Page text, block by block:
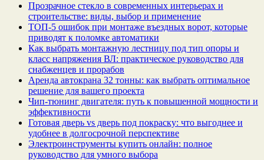
Прозрачное стекло в современных интерьерах и
строительстве: виды, выбор и применение
ТОП-5 ошибок при монтаже въездных ворот, которые
приводят к поломке автоматики
Как выбрать монтажную лестницу под тип опоры и
класс напряжения ВЛ: практическое руководство для
снабженцев и прорабов
Аренда автокрана 32 тонны: как выбрать оптимальное
решение для вашего проекта
Чип‑тюнинг двигателя: путь к повышенной мощности и
эффективности
Готовая дверь vs дверь под покраску: что выгоднее и
удобнее в долгосрочной перспективе
Электроинструменты купить онлайн: полное
руководство для умного выбора